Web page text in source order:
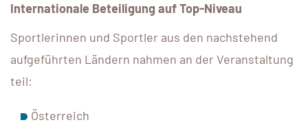
Internationale Beteiligung auf Top-Niveau
Sportlerinnen und Sportler aus den nachstehend
aufgeführten Ländern nahmen an der Veranstaltung
teil:
Österreich